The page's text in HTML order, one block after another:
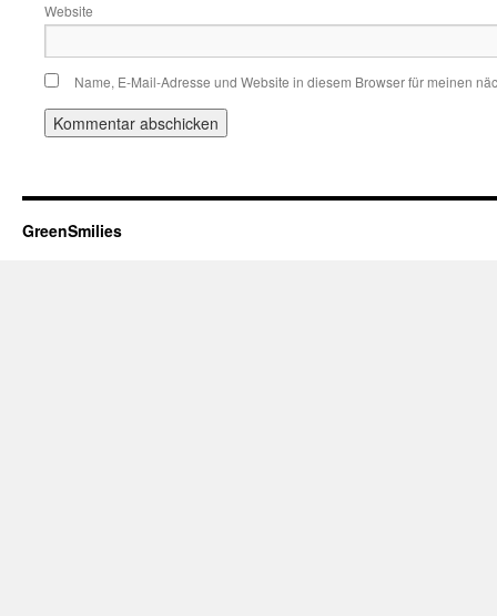
Website
Name, E-Mail-Adresse und Website in diesem Browser für meinen
GreenSmilies